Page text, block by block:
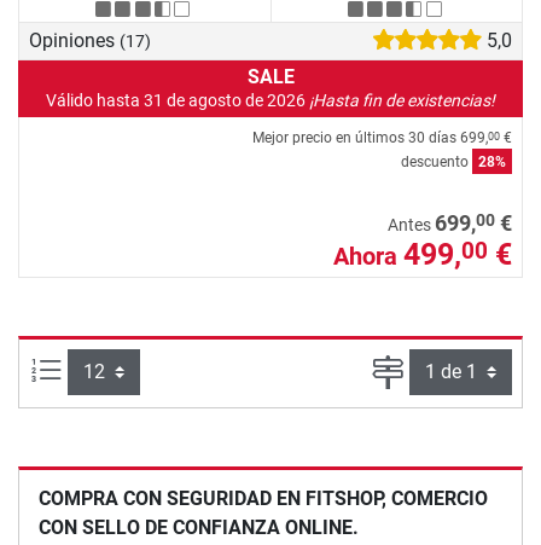
Opiniones (17)
5,0
SALE
Válido hasta 31 de agosto de 2026 ¡Hasta fin de existencias!
Mejor precio en últimos 30 días 699,00 €
descuento 28%
Antes 699,00 €
Ahora 499,00 €
Artículos por página: Página
COMPRA CON SEGURIDAD EN FITSHOP, COMERCIO
CON SELLO DE CONFIANZA ONLINE.